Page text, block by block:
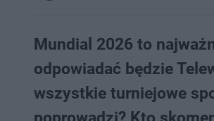
Mundial 2026 to
odpowiadać będzie
wszystkie turniejowe